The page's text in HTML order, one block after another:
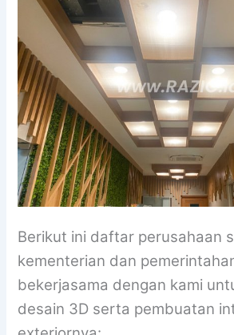
Berikut ini daftar perusahaan
kementerian dan
bekerjasama dengan kami
desain 3D serta pembuatan